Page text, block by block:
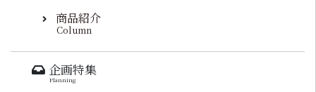
商品紹介
Column
企画特集
Planning